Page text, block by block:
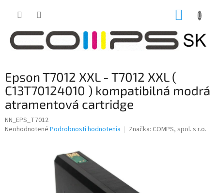
Epson T7012 XXL - T7012 XXL (
C13T70124010 ) kompatibilná modrá
atramentová cartridge
NN_EPS_T7012
Priemerné
Neohodnotené Podrobnosti hodnotenia Značka: COMPS, spol. s r.o.